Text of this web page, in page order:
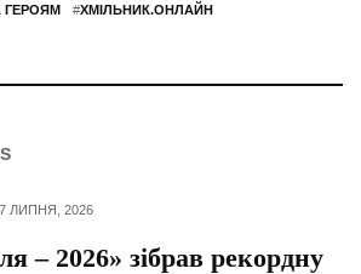
ГЕРОЯМ #ХМІЛЬНИК.ОНЛАЙН
7 ЛИПНЯ, 2026
– 2026» зібрав рекордну